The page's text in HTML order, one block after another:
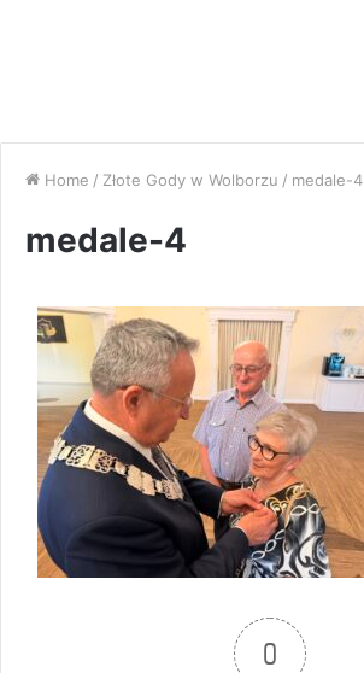
Home / Złote Gody w Wolborzu / medale-4
medale-4
0